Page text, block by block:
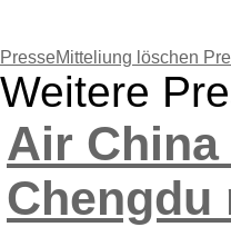
PresseMitteliung löschen
Weitere
Air
Chengdu